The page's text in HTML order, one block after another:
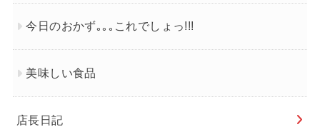
今日のおかず｡｡｡これでしょっ!!!
美味しい食品
店長日記